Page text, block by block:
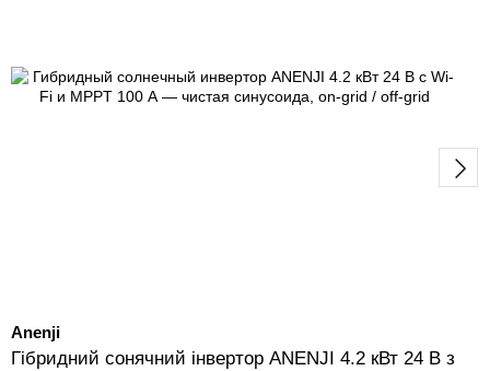
Anenji
Гібридний сонячний інвертор ANENJI 4.2 кВт 24 В з